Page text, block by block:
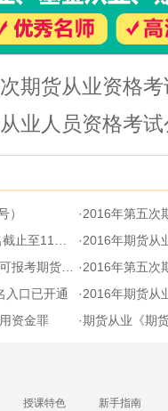
期货从业资格
业人员资格考
） ·2016年第五次
11月4日 ·2016年期货从业
资分析考试 ·2016年第五次
入口已开通 ·2016年期货从
资金罪 ·期货从业《期货
授课特色
新手指南